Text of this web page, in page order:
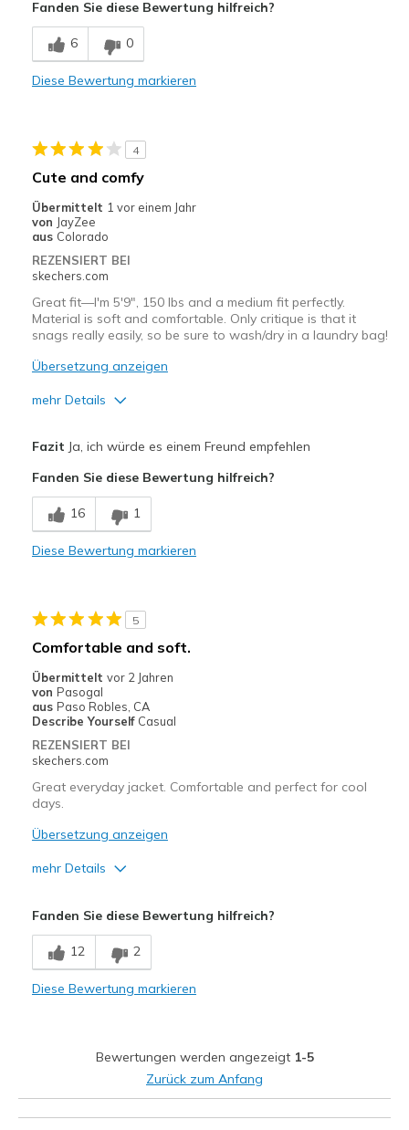
Comfortable
Durable
Going Out
Width
Sizing
Fanden Sie diese Bewertung hilfreich?
6 0
Diese Bewertung markieren
4
Cute and comfy
Übermittelt 1 vor einem Jahr
von JayZee
aus Colorado
REZENSIERT BEI
skechers.com
Great fit—I'm 5'9", 150 lbs and a medium fit perfectly.
Material is soft and comfortable. Only critique is that it
snags really easily, so be sure to wash/dry in a laundry bag!
Übersetzung anzeigen
mehr Details
Comfortable
Sizing Feels true to size
Fazit Ja, ich würde es einem Freund empfehlen
Fanden Sie diese Bewertung hilfreich?
16 1
Diese Bewertung markieren
5
Comfortable and soft.
Übermittelt vor 2 Jahren
von Pasogal
aus Paso Robles, CA
Describe Yourself Casual
REZENSIERT BEI
skechers.com
Great everyday jacket. Comfortable and perfect for cool
days.
Übersetzung anzeigen
mehr Details
Great lightweight jacket.
Stylish
Casual Wear
Travel
Fanden Sie diese Bewertung hilfreich?
12 2
Diese Bewertung markieren
Bewertungen werden angezeigt 1-5
Zurück zum Anfang